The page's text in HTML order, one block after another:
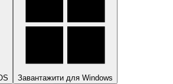
Завантажити для Windows